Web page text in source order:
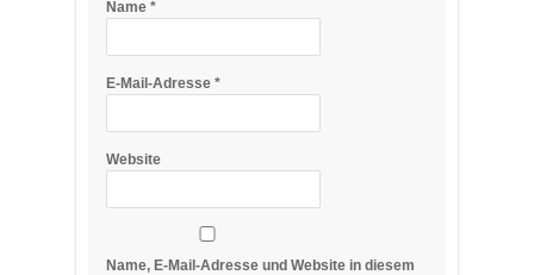
Name *
E-Mail-Adresse *
Website
Name, E-Mail-Adresse und Website in diesem